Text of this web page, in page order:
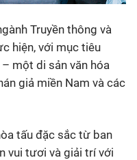
Truyền thông và
hiện, với mục tiêu
một di sản văn hóa
giả miền Nam và các
tấu đặc sắc từ ban
vui tươi và giải trí với